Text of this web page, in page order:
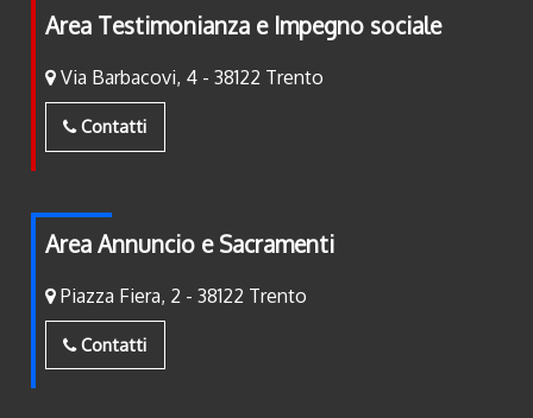
Area Testimonianza e Impegno sociale
Via Barbacovi, 4 - 38122 Trento
Contatti
Area Annuncio e Sacramenti
Piazza Fiera, 2 - 38122 Trento
Contatti